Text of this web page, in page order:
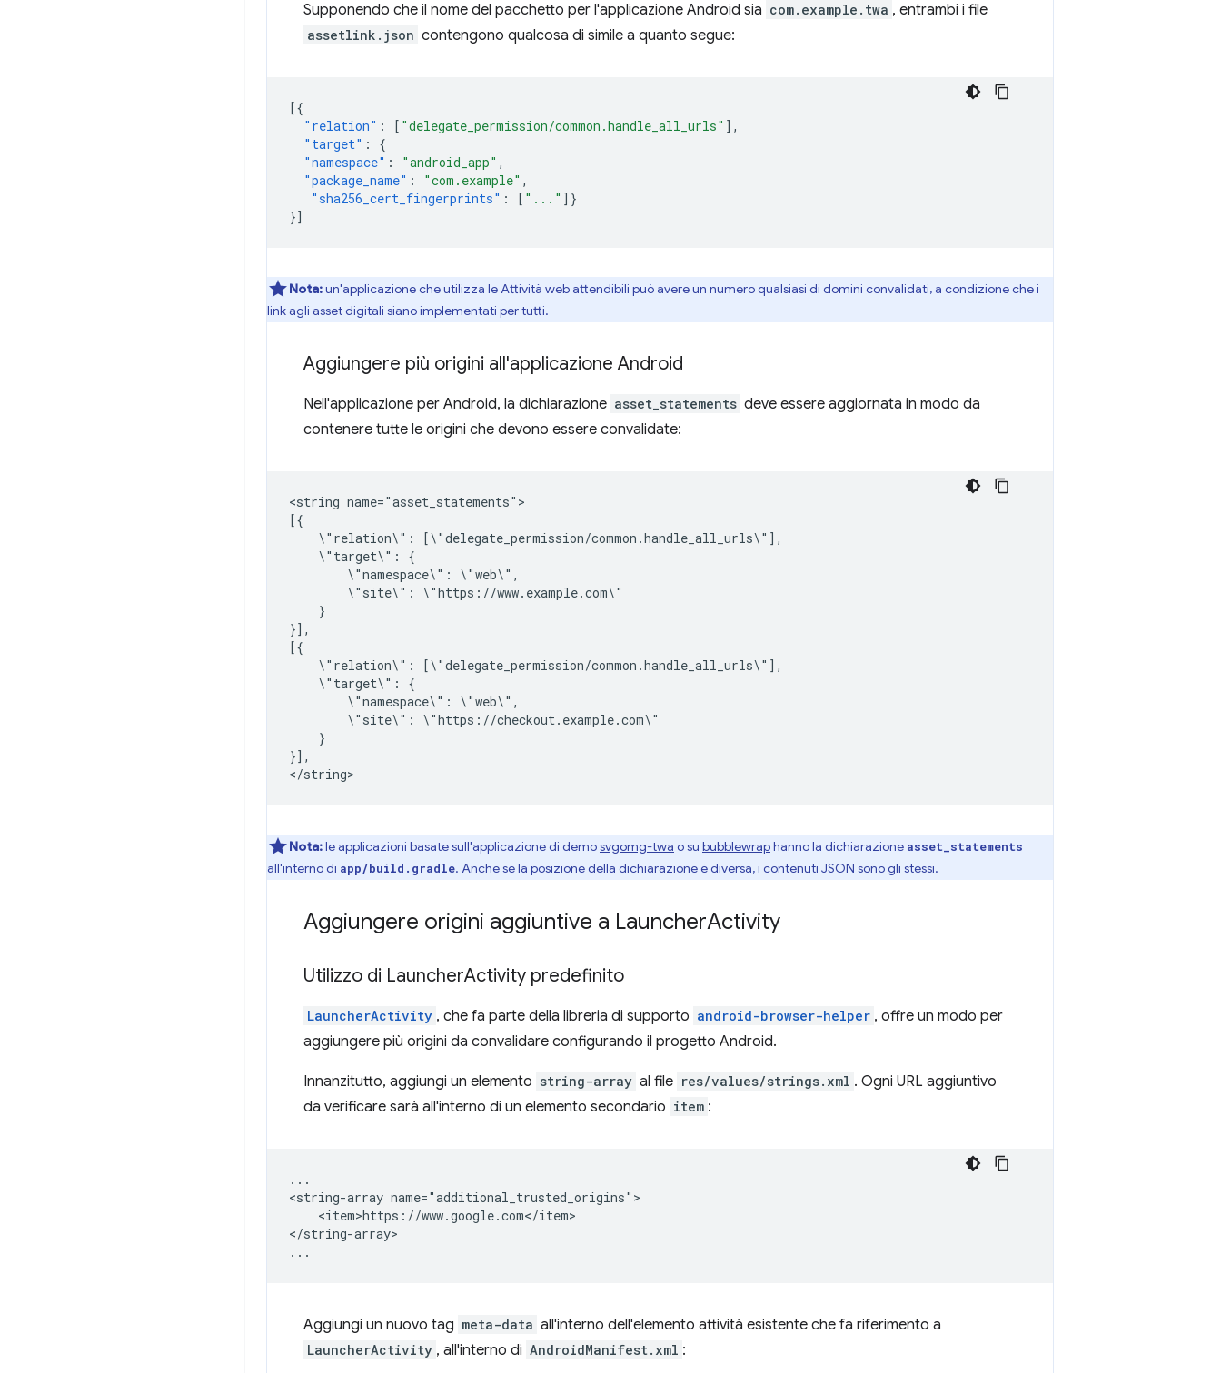
Supponendo che il nome del pacchetto per l'applicazione Android sia com.example.twa , entrambi i file
assetlink.json contengono qualcosa di simile a quanto segue:
[{
"relation" : [ "delegate_permission/common.handle_all_urls" ],
"target" :
{
"namespace" : "android_app" ,
"package_name" : "com.example" ,
"sha256_cert_fingerprints" : [ "..." ]}
}]
Nota:un'applicazione che utilizza le Attività web attendibili può avere un numero qualsiasi di domini convalidati, a condizione che i
link agli asset digitali siano implementati per tutti.
Aggiungere più origini all'applicazione Android
Nell'applicazione per Android, la dichiarazione asset_statements deve essere aggiornata in modo da
contenere tutte le origini che devono essere convalidate:
<string name="asset_statements">
\"relation\":
\"target\":
\"namespace\":
\"site\":
}
}],
\"relation\":
\"target\":
\"namespace\":
\"site\":
}
}],
Nota:le applicazioni basate sull'applicazione di demosvgomg-twa o su bubblewraphanno la dichiarazione asset_statements
all'interno di app/build.gradle. Anche se la posizione della dichiarazione è diversa, i contenuti JSON sono gli stessi.
Aggiungere origini aggiuntive a LauncherActivity
Utilizzo di LauncherActivity predefinito
LauncherActivity , che fa parte della libreria di supporto android-browser-helper , offre un modo per
aggiungere più origini da convalidare configurando il progetto Android.
Innanzitutto, aggiungi un elemento string-array al file res/values/strings.xml . Ogni URL aggiuntivo
da verificare sarà all'interno di un elemento secondario item :
...
<string-array
<item>https://www.google.com</item>
</string-array>
Aggiungi un nuovo tag meta-data all'interno dell'elemento attività esistente che fa riferimento a
LauncherActivity , all'interno di AndroidManifest.xml :